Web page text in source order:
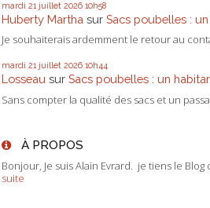
mardi 21 juillet 2026 10h58
Huberty Martha sur Sacs poubelles : un
Je souhaiterais ardemment le retour au
mardi 21 juillet 2026 10h44
Losseau sur Sacs poubelles : un
Sans compter la qualité des sacs et un
À PROPOS
Bonjour, Je suis Alain Evrard. je tiens le Blog
suite